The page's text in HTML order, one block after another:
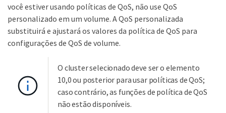
você estiver usando políticas de QoS, não use QoS
personalizado em um volume. A QoS personalizada
substituirá e ajustará os valores da política de QoS para
configurações de QoS de volume.
O cluster selecionado deve ser o elemento
10,0 ou posterior para usar políticas de QoS;
caso contrário, as funções de política de QoS
não estão disponíveis.